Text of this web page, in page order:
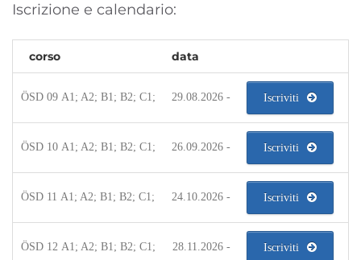
Iscrizione e calendario:
corso data
ÖSD 09 A1; A2; B1; B2; C1; 29.08.2026 - Iscriviti
ÖSD 10 A1; A2; B1; B2; C1; 26.09.2026 - Iscriviti
ÖSD 11 A1; A2; B1; B2; C1; 24.10.2026 - Iscriviti
ÖSD 12 A1; A2; B1; B2; C1; 28.11.2026 - Iscriviti